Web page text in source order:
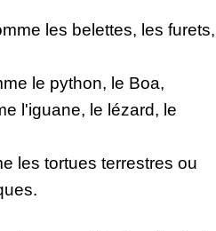
les belettes, les furets,
le python, le Boa,
l'iguane, le lézard, le
les tortues terrestres ou